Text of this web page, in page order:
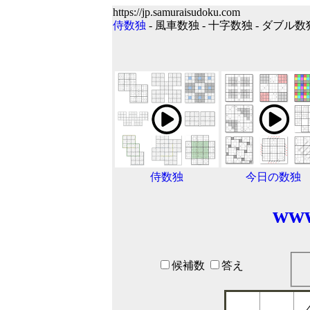
https://jp.samuraisudoku.com
侍数独 - 風車数独 - 十字数独 - ダブル数
侍数独 今日の数独
候補数 答え